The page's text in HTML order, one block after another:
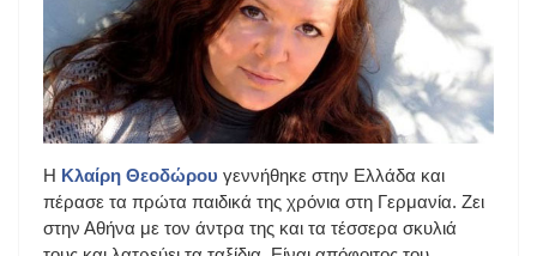
Η Κλαίρη Θεοδώρου γεννήθηκε στην Ελλάδα και
πέρασε τα πρώτα παιδικά της χρόνια στη Γερμανία. Ζει
στην Αθήνα με τον άντρα της και τα τέσσερα σκυλιά